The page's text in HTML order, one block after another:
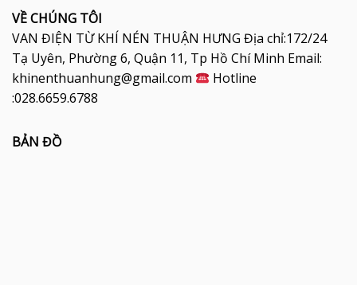
VỀ CHÚNG TÔI
VAN ĐIỆN TỪ KHÍ NÉN THUẬN HƯNG Địa chỉ:172/24
Tạ Uyên, Phường 6, Quận 11, Tp Hồ Chí Minh Email:
khinenthuanhung@gmail.com
Hotline
:028.6659.6788
BẢN ĐỒ